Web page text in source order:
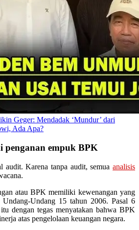
Geger: Mendadak ‘Mundur’ dari
Ada Apa?
penganan empuk BPK
audit. Karena tanpa audit, semua analisis
atau BPK memiliki kewenangan yang
Undang-Undang 15 tahun 2006. Pasal 6
dengan tegas menyatakan bahwa BPK
atas pengelolaan keuangan negara.